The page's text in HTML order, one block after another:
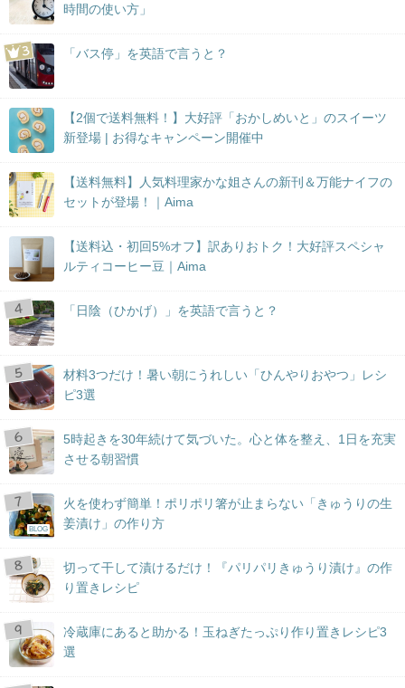
時間の使い方」
「バス停」を英語で言うと？
【2個で送料無料！】大好評「おかしめいと」のスイーツ
新登場 | お得なキャンペーン開催中
【送料無料】人気料理家かな姐さんの新刊＆万能ナイフの
セットが登場！｜Aima
【送料込・初回5%オフ】訳ありおトク！大好評スペシャ
ルティコーヒー豆｜Aima
「日陰（ひかげ）」を英語で言うと？
材料3つだけ！暑い朝にうれしい「ひんやりおやつ」レシ
ピ3選
5時起きを30年続けて気づいた。心と体を整え、1日を充実
させる朝習慣
BLOG
火を使わず簡単！ポリポリ箸が止まらない「きゅうりの生
姜漬け」の作り方
切って干して漬けるだけ！『パリパリきゅうり漬け』の作
り置きレシピ
冷蔵庫にあると助かる！玉ねぎたっぷり作り置きレシピ3
選